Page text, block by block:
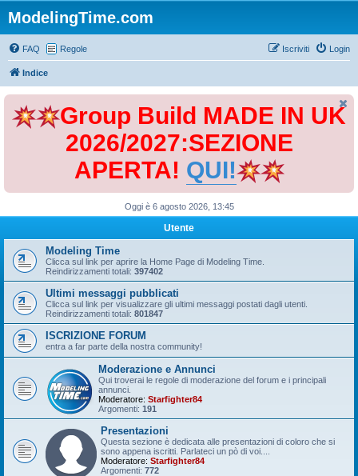
ModelingTime.com
FAQ Regole Login
Iscriviti
Indice
Group Build MADE IN UK
2026/2027:SEZIONE
APERTA! QUI!
Oggi è 6 agosto 2026, 13:45
Utente
Modeling Time
Clicca sul link per aprire la Home Page di Modeling Time.
Reindirizzamenti totali: 397402
Ultimi messaggi pubblicati
Clicca sul link per visualizzare gli ultimi messaggi postati dagli utenti.
Reindirizzamenti totali: 801847
ISCRIZIONE FORUM
entra a far parte della nostra community!
Moderazione e Annunci
Qui troverai le regole di moderazione del forum e i principali
annunci.
Moderatore: Starfighter84
Argomenti: 191
Presentazioni
Questa sezione è dedicata alle presentazioni di coloro che si
sono appena iscritti. Parlateci un pò di voi....
Moderatore: Starfighter84
Argomenti: 772